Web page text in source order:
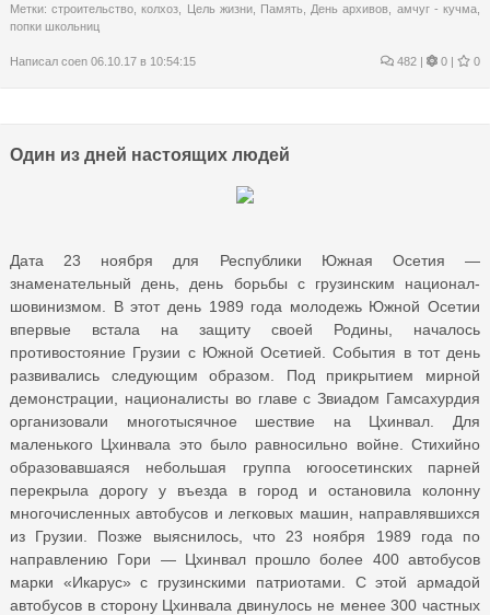
Метки:строительство ,колхоз Цель жизни, Память День архивов амчуг - кучма
попки школьниц
Написал coen 06.10.17 в 10:54:15 482 | 0 | 0
Один из дней настоящих людей
Дата 23 ноября для Республики Южная Осетия —
знаменательный день, день борьбы с грузинским национал-
шовинизмом. В этот день 1989 года молодежь Южной Осетии
впервые встала на защиту своей Родины, началось
противостояние Грузии с Южной Осетией. События в тот день
развивались следующим образом. Под прикрытием мирной
демонстрации, националисты во главе с Звиадом Гамсахурдия
организовали многотысячное шествие на Цхинвал. Для
маленького Цхинвала это было равносильно войне. Стихийно
образовавшаяся небольшая группа югоосетинских парней
перекрыла дорогу у въезда в город и остановила колонну
многочисленных автобусов и легковых машин, направлявшихся
из Грузии. Позже выяснилось, что 23 ноября 1989 года по
направлению Гори — Цхинвал прошло более 400 автобусов
марки «Икарус» с грузинскими патриотами. С этой армадой
автобусов в сторону Цхинвала двинулось не менее 300 частных